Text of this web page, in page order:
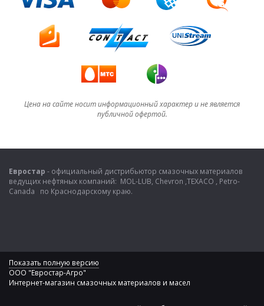
Цена на сайте носит информационный характер и не является
публичной офертой.
Евростар - официальный дистрибьютор смазочных материалов
ведущих нефтяных компаний: MOL-LUB, Chevron ,TEXACO , Petro-
Canada по Краснодарскому краю.
Показать полную версию
ООО "Евростар-Агро"
Интернет-магазин смазочных материалов и масел